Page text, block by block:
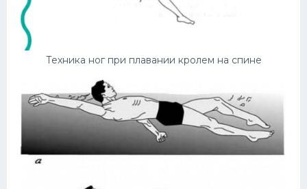
Техника ног при плавании кролем на спине